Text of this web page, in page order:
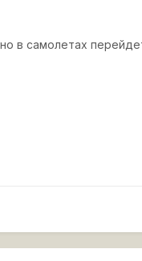
в самолетах